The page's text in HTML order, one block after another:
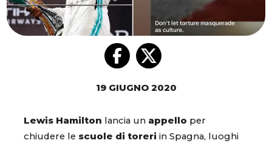
19 GIUGNO 2020
Lewis Hamilton lancia un appello per
chiudere le scuole di toreri in Spagna, luoghi